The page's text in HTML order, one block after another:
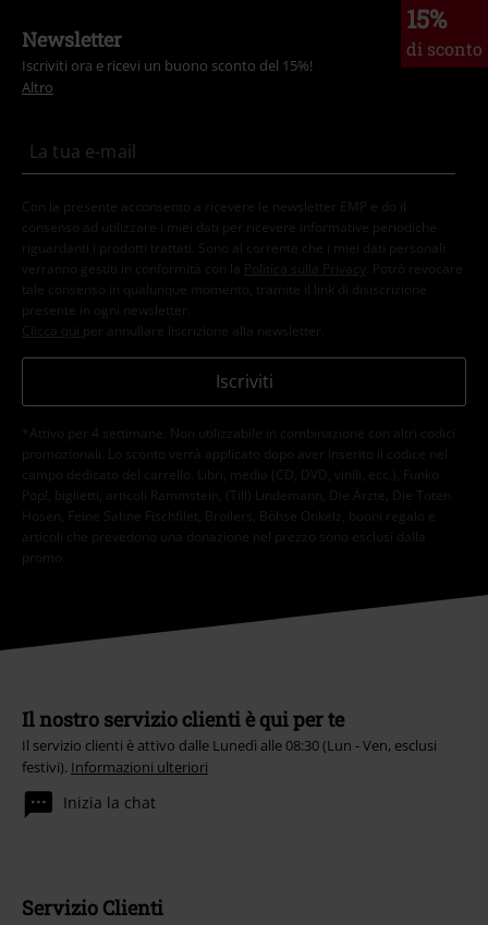
15%
di sconto
Newsletter
Iscriviti ora e ricevi un buono sconto del 15%!
Altro
Con la presente acconsento a ricevere le newsletter EMP e do il
consenso ad utilizzare i miei dati per ricevere informative periodiche
riguardanti i prodotti trattati. Sono al corrente che i miei dati personali
verranno gestiti in conformità con la
Politica sulla Privacy
. Potrò revocare
tale consenso in qualunque momento, tramite il link di disiscrizione
presente in ogni newsletter.
Clicca qui per annullare liscrizione alla newsletter.
Iscriviti
*Attivo per 4 settimane. Non utilizzabile in combinazione con altri codici
promozionali. Lo sconto verrà applicato dopo aver inserito il codice nel
campo dedicato del carrello. Libri, media (CD, DVD, vinili, ecc.), Funko
Pop!, biglietti, articoli Rammstein, (Till) Lindemann, Die Ärzte, Die Toten
Hosen, Feine Sahne Fischfilet, Broilers, Böhse Onkelz, buoni regalo e
articoli che prevedono una donazione nel prezzo sono esclusi dalla
promo.
Il nostro servizio clienti è qui per te
Il servizio clienti è attivo dalle Lunedì alle 08:30 (Lun - Ven, esclusi
festivi). Informazioni ulteriori
Inizia la chat
Servizio Clienti